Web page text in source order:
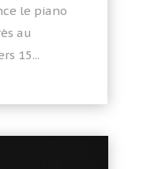
le piano
au
15...